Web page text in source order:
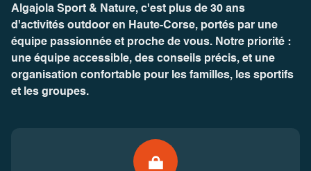
Algajola Sport & Nature, c'est plus de 30 ans
d'activités outdoor en Haute-Corse, portés par une
équipe passionnée et proche de vous. Notre priorité :
une équipe accessible, des conseils précis, et une
organisation confortable pour les familles, les sportifs
et les groupes.